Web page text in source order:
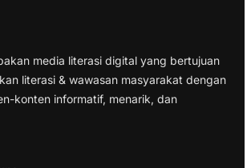
media literasi digital yang bertujuan
literasi & wawasan masyarakat dengan
konten informatif, menarik, dan